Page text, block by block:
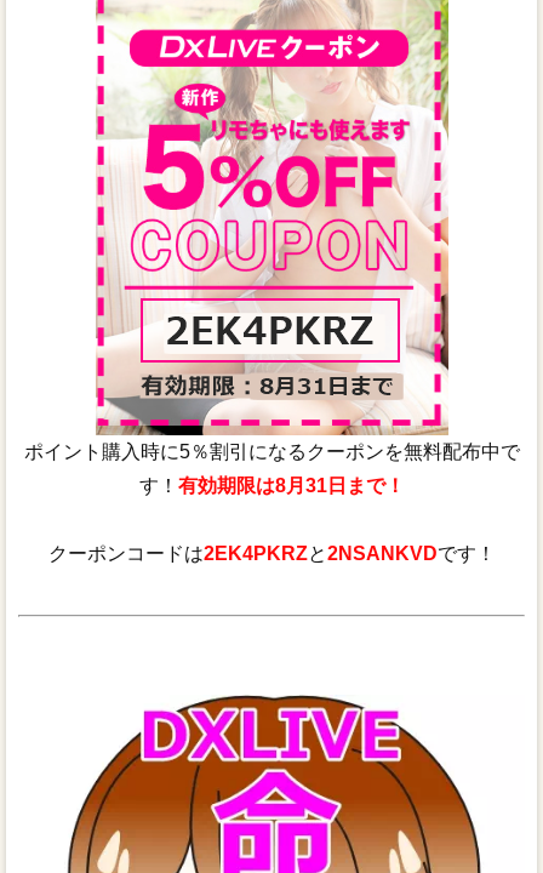
ポイント購入時に5％割引になるクーポンを無料配布中で
す！ 有効期限は8月31日まで！
クーポンコードは2EK4PKRZと2NSANKVDです！